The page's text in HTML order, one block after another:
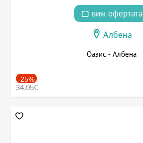
виж офертата
Албена
Оазис - Албена
-25%
34.05€